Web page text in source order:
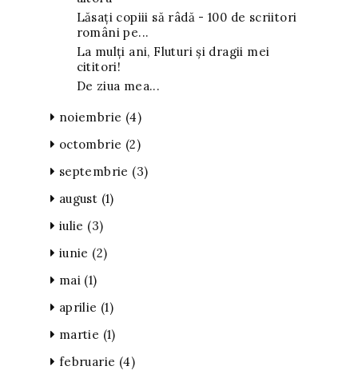
Lăsați copiii să râdă - 100 de scriitori
români pe...
La mulți ani, Fluturi și dragii mei
cititori!
De ziua mea...
noiembrie (4)
octombrie (2)
septembrie (3)
august (1)
iulie (3)
iunie (2)
mai (1)
aprilie (1)
martie (1)
februarie (4)